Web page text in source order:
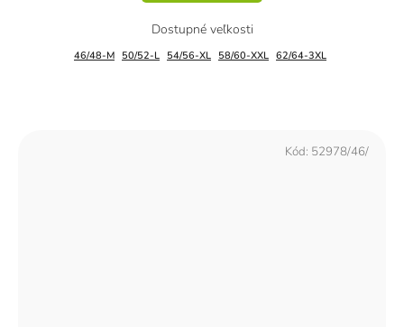
46/48-M 50/52-L 54/56-XL 58/60-XXL 62/64-3XL
Kód: 52978/46/